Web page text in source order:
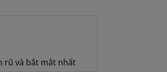
rũ và bắt mắt nhất